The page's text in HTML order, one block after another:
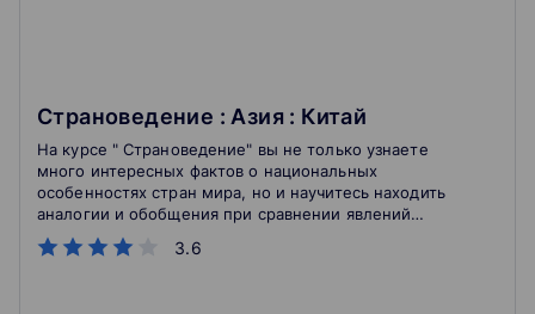
Страноведение : Азия : Китай
3.6
На курсе " Страноведение" вы не только узнаете
много интересных фактов о национальных
особенностях стран мира, но и научитесь находить
аналогии и обобщения при сравнении явлений
культуры, экономики, социологии разных стран.
Будет много тестовых задач и даже онлайн квест-